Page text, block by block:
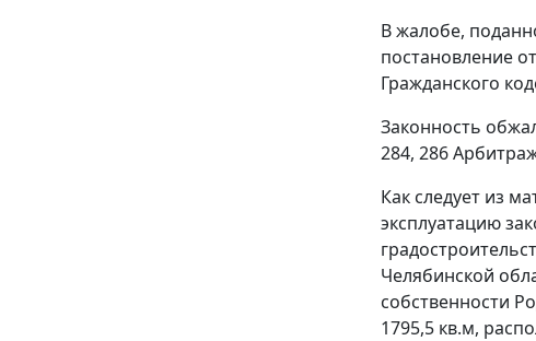
В жалобе,
постановление
Гражданского
Законность
284, 286
Как следует из
эксплуатацию
Челябинской
собственности
1795,5 кв.м,